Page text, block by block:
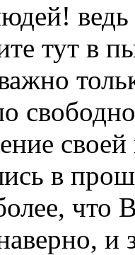
тут в
в
что
и